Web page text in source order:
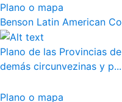
Plano o mapa
Benson Latin American
Plano de las Provincias
demás circunvezinas y p...
Plano o mapa